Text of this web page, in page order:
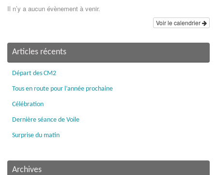
Il n’y a aucun évènement à venir.
Voir le calendrier
Articles récents
Départ des CM2
Tous en route pour l’année prochaine
Célébration
Dernière séance de Voile
Surprise du matin
Archives